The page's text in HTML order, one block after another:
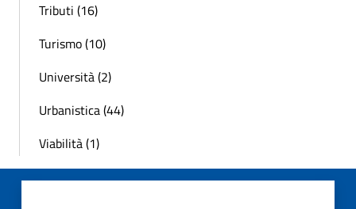
Tributi (16)
Turismo (10)
Università (2)
Urbanistica (44)
Viabilità (1)